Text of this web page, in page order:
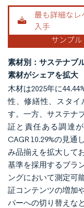
素材別：サステナブ
素材がシェアを拡大
木材は2025年に
性、修繕性、スタイ
す。一方、サステナ
証と責任ある調達
CAGR 10.29%の見通
み品揃えを拡大して
基準を採用するブラ
ングにおいて測定可
証コンテンツの増加
パーへの切り替えな